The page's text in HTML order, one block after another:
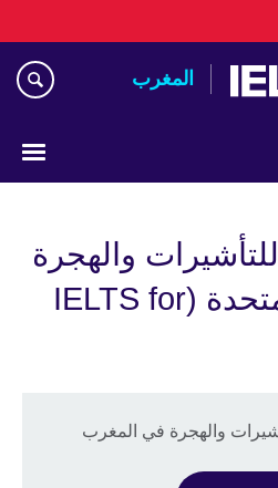
المغرب
امتحان IELTS للتأشيرات والهجرة
الى المملكة المتحدة (IELTS for